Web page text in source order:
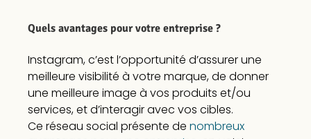
Quels avantages pour votre entreprise ?
Instagram, c’est l’opportunité d’assurer une
meilleure visibilité à votre marque, de donner
une meilleure image à vos produits et/ou
services, et d’interagir avec vos cibles.
Ce réseau social présente de nombreux